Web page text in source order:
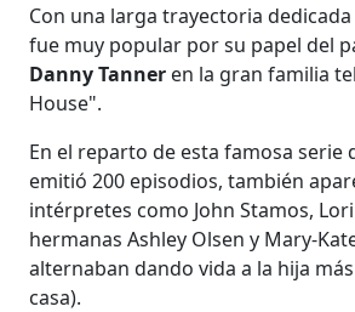
Con una larga trayectoria
fue muy popular por su papel del
Danny Tanner en la gran familia
House".
En el reparto de esta famosa serie
emitió 200 episodios, también
intérpretes como John Stamos,
hermanas Ashley Olsen y Mary-
alternaban dando vida a la hija
casa).